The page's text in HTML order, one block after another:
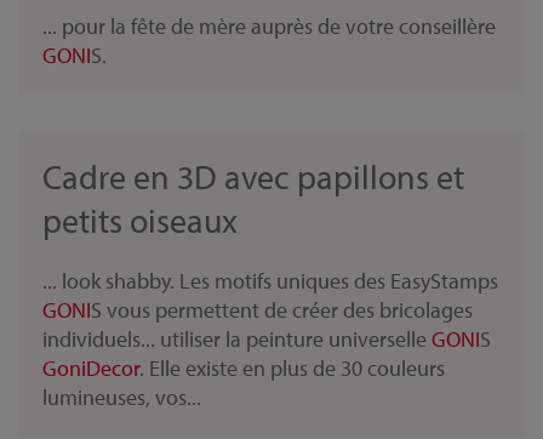
... pour la fête de mère auprès de votre conseillère
GONIS.
Cadre en 3D avec papillons et
petits oiseaux
... look shabby. Les motifs uniques des EasyStamps
GONIS vous permettent de créer des bricolages
individuels... utiliser la peinture universelleGONIS
GoniDecor. Elle existe en plus de 30 couleurs
lumineuses, vos...